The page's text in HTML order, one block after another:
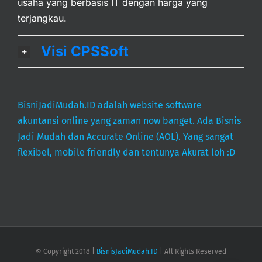
terjangkau.
Visi CPSSoft
BisniJadiMudah.ID adalah website software
akuntansi online yang zaman now banget. Ada Bisnis
Jadi Mudah dan Accurate Online (AOL). Yang sangat
flexibel, mobile friendly dan tentunya Akurat loh :D
© Copyright 2018 | BisnisJadiMudah.ID | All Rights Reserved